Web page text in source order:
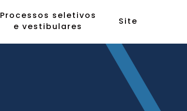
Processos seletivos
e vestibulares
Site